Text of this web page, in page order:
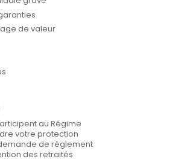
de valeur
au Régime
votre protection
de règlement
des retraités